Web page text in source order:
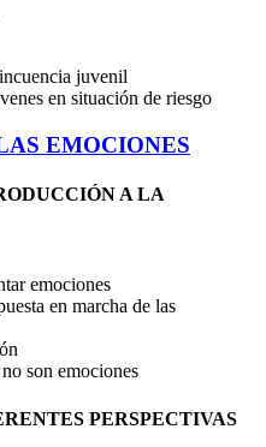
juvenil
en situación de riesgo
EMOCIONES
A LA
emociones
en marcha de las
son emociones
PERSPECTIVAS